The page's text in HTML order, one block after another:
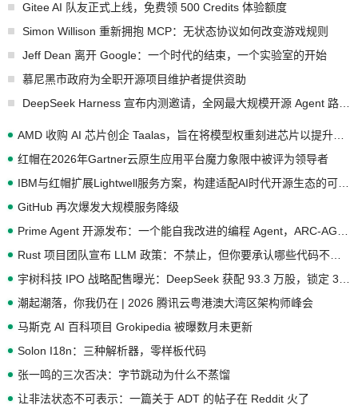
Gitee AI 队友正式上线，免费领 500 Credits 体验额度
Simon Willison 重新拥抱 MCP：无状态协议如何改变游戏规则
Jeff Dean 离开 Google：一个时代的结束，一个实验室的开始
慕尼黑市政府为全职开源项目维护者提供资助
红帽在2026年Gartner云原生应用平台魔力象限中被评为领导者
GitHub 再次爆发大规模服务降级
潮起潮落，你我仍在 | 2026 腾讯云粤港澳大湾区架构师峰会
马斯克 AI 百科项目 Grokipedia 被曝数月未更新
Solon I18n：三种解析器，零样板代码
张一鸣的三次否决：字节跳动为什么不蒸馏
让非法状态不可表示：一篇关于 ADT 的帖子在 Reddit 火了